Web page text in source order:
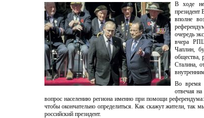
В ходе
президент
вполне
очередь
вчера
Чаплин,
общества,
Сталина,
Во время
отвечая
вопрос населению региона именно при помощи
чтобы окончательно определиться. Как скажут жители, так
российский президент.